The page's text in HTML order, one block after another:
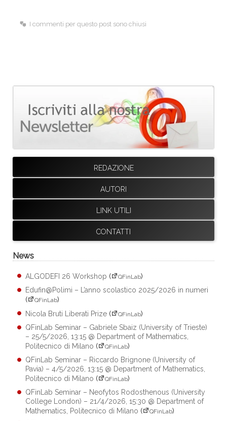
I commenti per questo post sono chiusi
REDAZIONE
AUTORI
LINK UTILI
CONTATTI
News
ALGODEFI 26 Workshop ( QFinLab)
Edufin@Polimi – L’anno scolastico 2025/2026 in numeri
(
QFinLab)
Nicola Bruti Liberati Prize ( QFinLab)
QFinLab Seminar – Gabriele Sbaiz (University of Trieste)
– 25/5/2026, 13:15 @ Department of Mathematics,
Politecnico di Milano ( QFinLab)
QFinLab Seminar – Riccardo Brignone (University of
Pavia) – 4/5/2026, 13:15 @ Department of Mathematics,
Politecnico di Milano ( QFinLab)
QFinLab Seminar – Neofytos Rodosthenous (University
College London) – 21/4/2026, 15:30 @ Department of
Mathematics, Politecnico di Milano ( QFinLab)